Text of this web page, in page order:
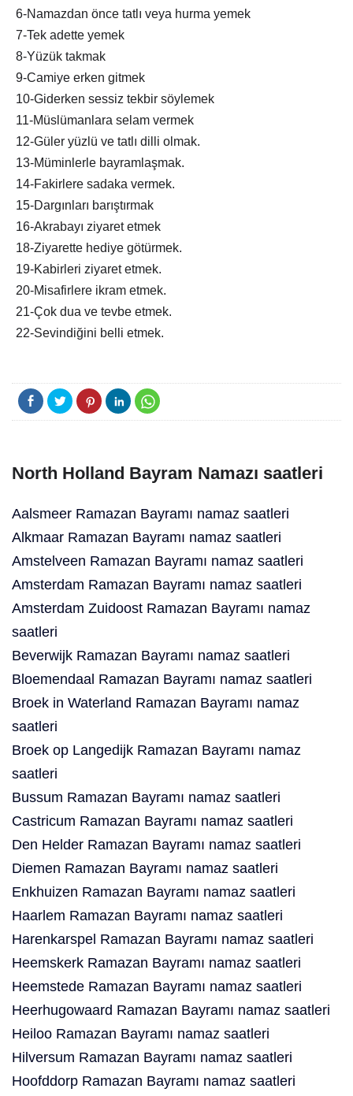
6-Namazdan önce tatlı veya hurma yemek
7-Tek adette yemek
8-Yüzük takmak
9-Camiye erken gitmek
10-Giderken sessiz tekbir söylemek
11-Müslümanlara selam vermek
12-Güler yüzlü ve tatlı dilli olmak.
13-Müminlerle bayramlaşmak.
14-Fakirlere sadaka vermek.
15-Dargınları barıştırmak
16-Akrabayı ziyaret etmek
18-Ziyarette hediye götürmek.
19-Kabirleri ziyaret etmek.
20-Misafirlere ikram etmek.
21-Çok dua ve tevbe etmek.
22-Sevindiğini belli etmek.
North Holland Bayram Namazı saatleri
Aalsmeer Ramazan Bayramı namaz saatleri
Alkmaar Ramazan Bayramı namaz saatleri
Amstelveen Ramazan Bayramı namaz saatleri
Amsterdam Ramazan Bayramı namaz saatleri
Amsterdam Zuidoost Ramazan Bayramı namaz
saatleri
Beverwijk Ramazan Bayramı namaz saatleri
Bloemendaal Ramazan Bayramı namaz saatleri
Broek in Waterland Ramazan Bayramı namaz
saatleri
Broek op Langedijk Ramazan Bayramı namaz
saatleri
Bussum Ramazan Bayramı namaz saatleri
Castricum Ramazan Bayramı namaz saatleri
Den Helder Ramazan Bayramı namaz saatleri
Diemen Ramazan Bayramı namaz saatleri
Enkhuizen Ramazan Bayramı namaz saatleri
Haarlem Ramazan Bayramı namaz saatleri
Harenkarspel Ramazan Bayramı namaz saatleri
Heemskerk Ramazan Bayramı namaz saatleri
Heemstede Ramazan Bayramı namaz saatleri
Heerhugowaard Ramazan Bayramı namaz saatleri
Heiloo Ramazan Bayramı namaz saatleri
Hilversum Ramazan Bayramı namaz saatleri
Hoofddorp Ramazan Bayramı namaz saatleri